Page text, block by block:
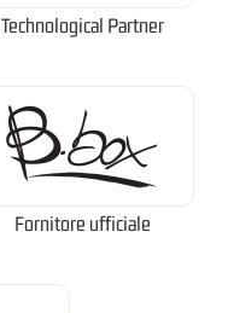
Technological Partner
Fornitore ufficiale